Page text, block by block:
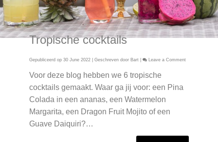
Tropische cocktails
Gepubliceerd op 30 June 2022 | Geschreven door Bart Leave a Commenton
Voor deze blog hebben we 6 tropische
cocktails gemaakt. Waar ga jij voor: een Pina
Colada in een ananas, een Watermelon
Margarita, een Dragon Fruit Mojito of een
Guave Daiquiri?…